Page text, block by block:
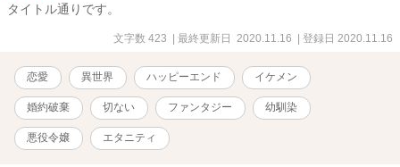
タイトル通りです。
文字数 423 | 最終更新日 2020.11.16 | 登録日 2020.11.16
恋愛 異世界 ハッピーエンド イケメン
婚約破棄 切ない ファンタジー 幼馴染
悪役令嬢 エタニティ